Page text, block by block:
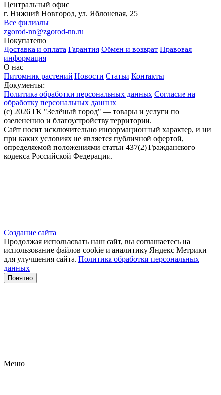
Центральный офис
г. Нижний Новгород, ул. Яблоневая, 25
Все филиалы
zgorod-nn@zgorod-nn.ru
Покупателю
Доставка и оплата Гарантия Обмен и возврат Правовая
информация
О нас
Питомник растений Новости Статьи Контакты
Документы:
Политика обработки персональных данных Согласие на
обработку персональных данных
(c) 2026 ГК "Зелёный город" — товары и услуги по
озеленению и благоустройству территории.
Сайт носит исключительно информационный характер, и ни
при каких условиях не является публичной офертой,
определяемой положениями статьи 437(2) Гражданского
кодекса Российской Федерации.
Создание сайта
Продолжая использовать наш сайт, вы соглашаетесь на
использование файлов сооkіе и аналитику Яндекс Метрики
для улучшения сайта. Политика обработки персональных
данных
Понятно
Меню